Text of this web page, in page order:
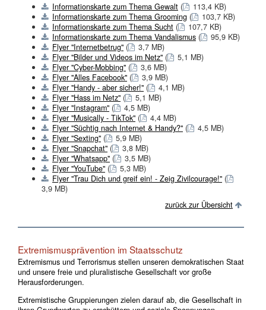
Informationskarte zum Thema Gewalt (
113,4 KB)
Informationskarte zum Thema Grooming (
103,7 KB)
Informationskarte zum Thema Sucht (
107,7 KB)
Informationskarte zum Thema Vandalismus (
95,9 KB)
Flyer "Internetbetrug" (
3,7 MB)
Flyer "Bilder und Videos im Netz" (
5,1 MB)
Flyer "Cyber-Mobbing" (
3,6 MB)
Flyer "Alles Facebook" (
3,9 MB)
Flyer "Handy - aber sicher!" (
4,1 MB)
Flyer "Hass im Netz" (
5,1 MB)
Flyer "Instagram" (
4,5 MB)
Flyer "Musically - TikTok" (
4,4 MB)
Flyer "Süchtig nach Internet & Handy?" (
4,5 MB)
Flyer "Sexting" (
5,9 MB)
Flyer "Snapchat" (
3,8 MB)
Flyer "Whatsapp" (
3,5 MB)
Flyer "YouTube" (
5,3 MB)
Flyer "Trau Dich und greif ein! - Zeig Zivilcourage!" (
3,9 MB)
zurück zur Übersicht
Extremismusprävention im Staatsschutz
Extremismus und Terrorismus stellen unseren demokratischen Staat
und unsere freie und pluralistische Gesellschaft vor große
Herausforderungen.
Extremistische Gruppierungen zielen darauf ab, die Gesellschaft in